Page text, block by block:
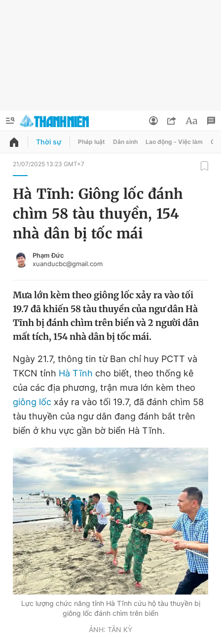
QUẢNG CÁO
Chuyên mục
Chuyên mục khác
Chào ngày mới
Video Magazine
Sản phẩm khác
Tiện ích Bạn cần biết
Thông tin tòa soạn Liên hệ quảng cáo
Đọc Thanh Niên trên điện thoại
Theo dõi báo trên
Hotline
0906 645 777
Liên hệ quảng cáo
0908 780 404
Đặt báo Quảng cáo RSS Tòa soạn Chính sách bảo
Phó tổng biên tập thường trực: Hải Thành
Đổi mật khẩu
Tin đã lưu
Thời sự Pháp luật Dân sinh Lao động - Việc làm
21/07/2025 13:23 GMT+7
Hà Tĩnh: Giông lốc đánh
chìm 58 tàu thuyền, 154
nhà dân bị tốc mái
Phạm Đức
xuanducbc@gmail.com
Mưa lớn kèm theo giông lốc xảy ra vào tối
19.7 đã khiến 58 tàu thuyền của ngư dân Hà
Tĩnh bị đánh chìm trên biển và 2 người dân
mất tích, 154 nhà dân bị tốc mái.
Ngày 21.7, thông tin từ Ban chỉ huy PCTT và
TKCN tỉnh Hà Tĩnh cho biết, theo thống kê
của các địa phương, trận mưa lớn kèm theo
giông lốc xảy ra vào tối 19.7, đã đánh chìm 58
tàu thuyền của ngư dân đang đánh bắt trên
biển ở khu vực gần bờ biển Hà Tĩnh.
Lực lượng chức năng tỉnh Hà Tĩnh cứu hộ tàu thuyền bị
giông lốc đánh chìm trên biển
ẢNH: TÂN KỲ